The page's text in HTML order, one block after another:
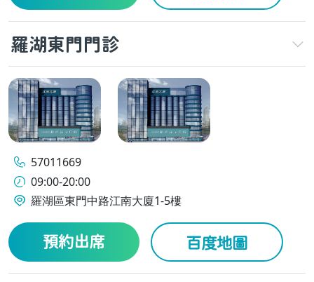
羅湖東門門診
57011669
09:00-20:00
羅湖區東門中路江南大廈1-5樓
預約出席 百度地圖